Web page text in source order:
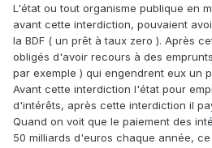
L'état ou tout organisme publique en
avant cette interdiction, pouvaient
la BDF ( un prêt à taux zero ). Après
obligés d'avoir recours à des
par exemple ) qui engendrent eux un
Avant cette interdiction l'état pour
d'intérêts, après cette interdiction il
Quand on voit que le paiement des
50 milliards d'euros chaque année,